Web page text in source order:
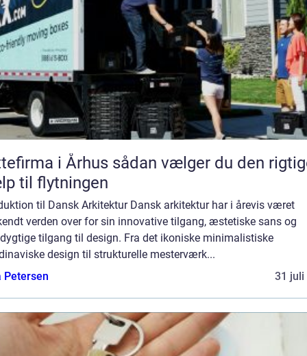
i Århus sådan vælger du den rigtige
til flytningen
til Dansk Arkitektur Dansk arkitektur har i årevis været
verden over for sin innovative tilgang, æstetiske sans og
tilgang til design. Fra det ikoniske minimalistiske
design til strukturelle mesterværk...
Petersen
31 juli